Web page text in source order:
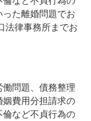
た離婚問題でお
法律事務所までお
働問題、債務整理
費用分担請求の
など不貞行為の